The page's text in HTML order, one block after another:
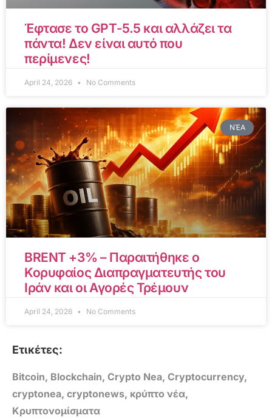
Έφτασε το GPT-5.5 και αλλάζει τα
πάντα! Δεν είναι αυτό που
περίμενες!
April 24, 2026 No Comments
ΝΈΑ
BRENT +3% – Παραιτήθηκε ο
Κορυφαίος Διαπραγματευτής του
Ιράν και οι Αγορές Τρέμουν
April 24, 2026 No Comments
Ετικέτες:
Bitcoin, Blockchain, Crypto Nea, Cryptocurrency,
cryptonea, cryptonews, κρύπτο νέα,
Κρυπτονομίσματα